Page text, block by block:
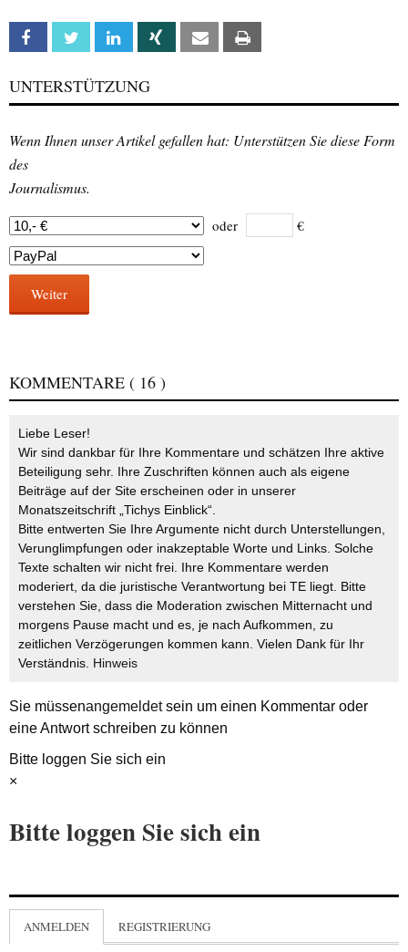
Facebook Twitter Linkedin Xing Email
UNTERSTÜTZUNG
Wenn Ihnen unser Artikel gefallen hat: Unterstützen Sie diese Form
des
Journalismus.
oder €
Weiter
KOMMENTARE ( 16 )
Liebe Leser!
Wir sind dankbar für Ihre Kommentare und schätzen Ihre aktive
Beteiligung sehr. Ihre Zuschriften können auch als eigene
Beiträge auf der Site erscheinen oder in unserer
Monatszeitschrift „Tichys Einblick“.
Bitte entwerten Sie Ihre Argumente nicht durch Unterstellungen,
Verunglimpfungen oder inakzeptable Worte und Links. Solche
Texte schalten wir nicht frei. Ihre Kommentare werden
moderiert, da die juristische Verantwortung bei TE liegt. Bitte
verstehen Sie, dass die Moderation zwischen Mitternacht und
morgens Pause macht und es, je nach Aufkommen, zu
zeitlichen Verzögerungen kommen kann. Vielen Dank für Ihr
Verständnis. Hinweis
Sie müssenangemeldetsein um einen Kommentar oder
eine Antwort schreiben zu können
Bitte loggen Sie sich ein
×
Bitte loggen Sie sich ein
ANMELDEN REGISTRIERUNG